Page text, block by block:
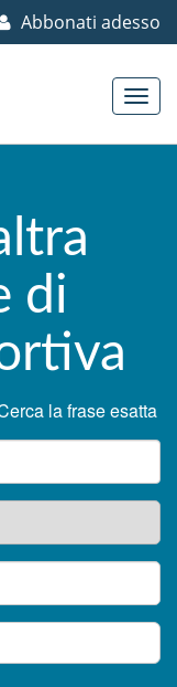
Abbonati adesso
di
la frase esatta